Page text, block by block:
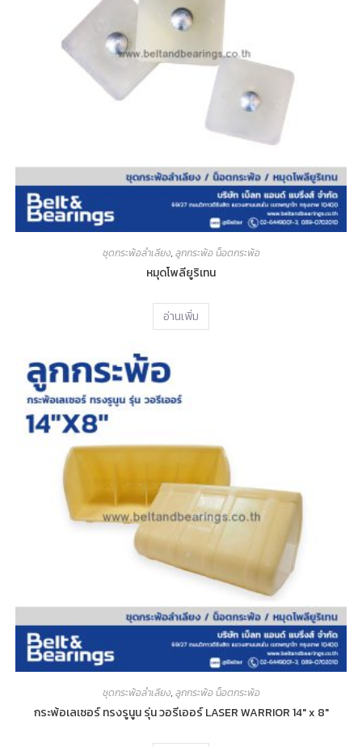
ชุดกระพ้อลำเลียง,ลูกกระพ้อ น็อตกระพ้อ
หมุดโพลียูริเทน
อ่านเพิ่ม
ชุดกระพ้อลำเลียง,ลูกกระพ้อ น็อตกระพ้อ
กระพ้อเลเซอร์ ทรงรูนูน รุ่น วอรีเออร์ LASER WARRIOR 14″ x 8″